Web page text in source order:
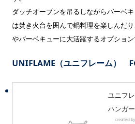
ダッチオーブンを吊るしながらバーベ
は焚き火台を囲んで鍋料理を楽しんだ
やバーベキューに大活躍するオプション
UNIFLAME（ユニフレーム）
ユニフ
ハンガ
created by